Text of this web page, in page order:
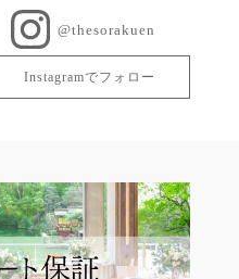
@thesorakuen
Instagramでフォロー